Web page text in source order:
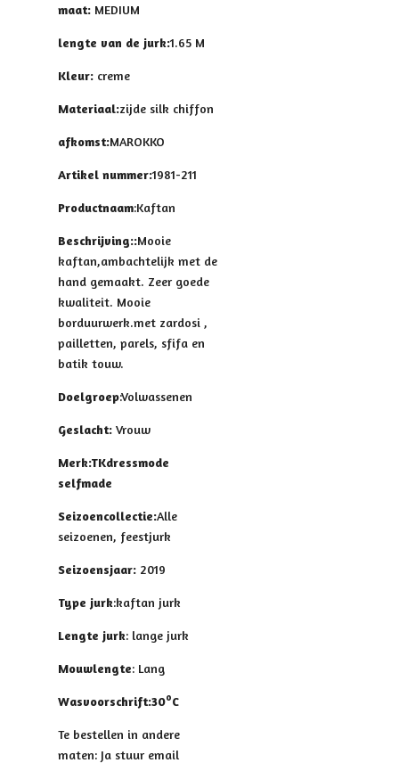
maat: MEDIUM
lengte van de jurk:1.65 M
Kleur: creme
Materiaal:zijde silk chiffon
afkomst:MAROKKO
Artikel nummer:1981-211
Productnaam:Kaftan
Beschrijving::Mooie
kaftan,ambachtelijk met de
hand gemaakt. Zeer goede
kwaliteit. Mooie
borduurwerk.met zardosi ,
pailletten, parels, sfifa en
batik touw.
Doelgroep:Volwassenen
Geslacht: Vrouw
Merk:TKdressmode
selfmade
Seizoencollectie:Alle
seizoenen, feestjurk
Seizoensjaar: 2019
Type jurk:kaftan jurk
Lengte jurk: lange jurk
Mouwlengte: Lang
Wasvoorschrift:30oC
Te bestellen in andere
maten: Ja stuur email